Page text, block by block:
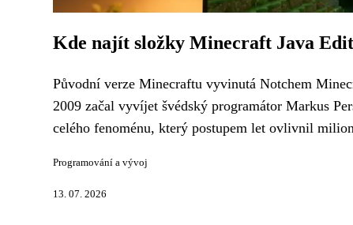
Kde najít složky Minecraft Java
Původní verze Minecraftu vyvinutá Notchem
2009 začal vyvíjet švédský programátor Markus
celého fenoménu, který postupem let ovlivnil
Programování a vývoj
13. 07. 2026